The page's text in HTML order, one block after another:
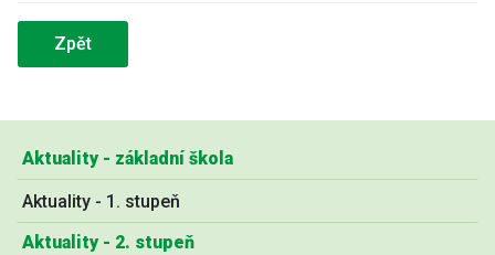
Aktuality - základní škola
Aktuality - 1. stupeň
Aktuality - 2. stupeň
Zpět